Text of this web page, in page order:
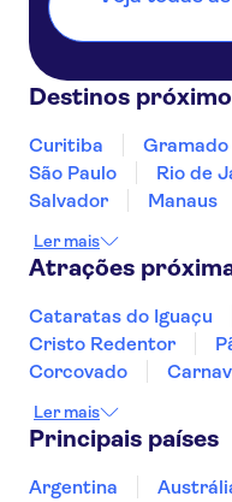
Destinos
Curitiba Gramado
São Paulo
Rio de
Salvador
Manaus
Ler mais
Atrações
Cataratas do Iguaçu
Cristo Redentor
Corcovado
Ler mais
Principais países
Argentina